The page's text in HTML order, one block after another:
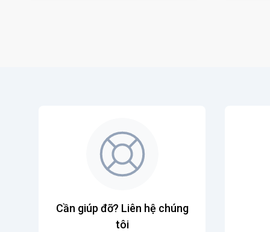
Cần giúp đỡ? Liên hệ chúng
tôi